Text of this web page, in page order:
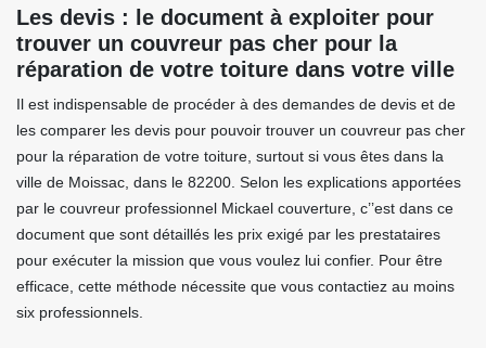
Les devis : le document à exploiter pour
trouver un couvreur pas cher pour la
réparation de votre toiture dans votre ville
Il est indispensable de procéder à des demandes de devis et de
les comparer les devis pour pouvoir trouver un couvreur pas cher
pour la réparation de votre toiture, surtout si vous êtes dans la
ville de Moissac, dans le 82200. Selon les explications apportées
par le couvreur professionnel Mickael couverture, c’’est dans ce
document que sont détaillés les prix exigé par les prestataires
pour exécuter la mission que vous voulez lui confier. Pour être
efficace, cette méthode nécessite que vous contactiez au moins
six professionnels.